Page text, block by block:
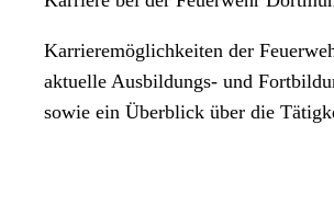
Karrieremöglichkeiten der
aktuelle Ausbildungs- und
sowie ein Überblick über die